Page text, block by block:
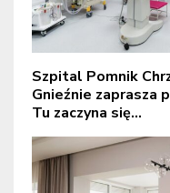
Szpital Pomnik
Gnieźnie zaprasza
Tu zaczyna się...